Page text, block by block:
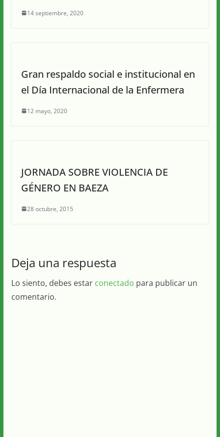
14 septiembre, 2020
Gran respaldo social e institucional en
el Día Internacional de la Enfermera
12 mayo, 2020
JORNADA SOBRE VIOLENCIA DE
GÉNERO EN BAEZA
28 octubre, 2015
Deja una respuesta
Lo siento, debes estar conectado para publicar un
comentario.